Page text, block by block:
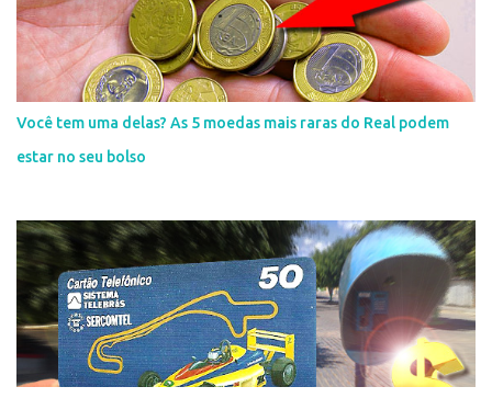
Você tem uma delas? As 5 moedas mais raras do Real podem
estar no seu bolso